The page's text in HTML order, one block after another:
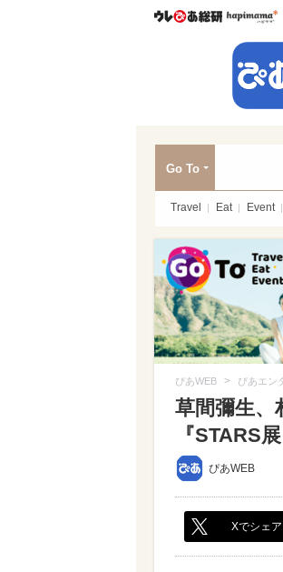
ウレぴあ
Go To
Travel Eat Event
ぴあWEB > ぴあエン
草間彌生、
『STARS
ぴあWEB
Xでシェア